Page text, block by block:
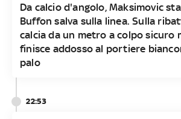
Da calcio d'angolo, Maksimovic
Buffon salva sulla linea. Sulla
calcia da un metro a colpo sicuro
finisce addosso al portiere
palo
22:53